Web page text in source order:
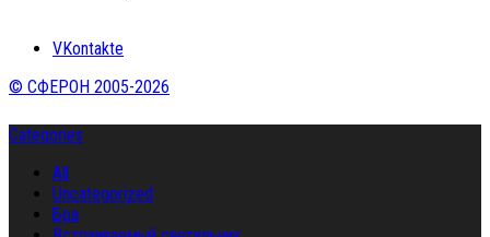
VKontakte
© СФЕРОН 2005-2026
Categories
All
Uncategorized
Бра